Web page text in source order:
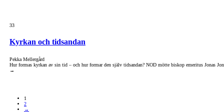
33
Kyrkan och tidsandan
Pekka Mellergård
Hur formas kyrkan av sin tid – och hur formar den själv tidsandan? NOD mötte biskop emeritus Jonas
→
1
2
→